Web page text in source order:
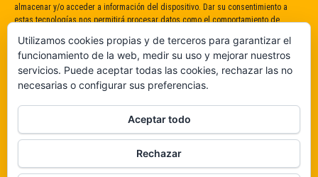
almacenar y/o acceder a información del dispositivo. Dar su consentimiento a
estas tecnologías nos permitirá procesar datos como el comportamiento de
consentimiento puede afectar negativamente a determinadas características y
funciones.
De ninguna manera
Veámos que hay aquí
Utilizamos cookies propias y de terceros para garantizar el
funcionamiento de la web, medir su uso y mejorar nuestros
servicios. Puede aceptar todas las cookies, rechazar las no
necesarias o configurar sus preferencias.
Aceptar todo
Rechazar